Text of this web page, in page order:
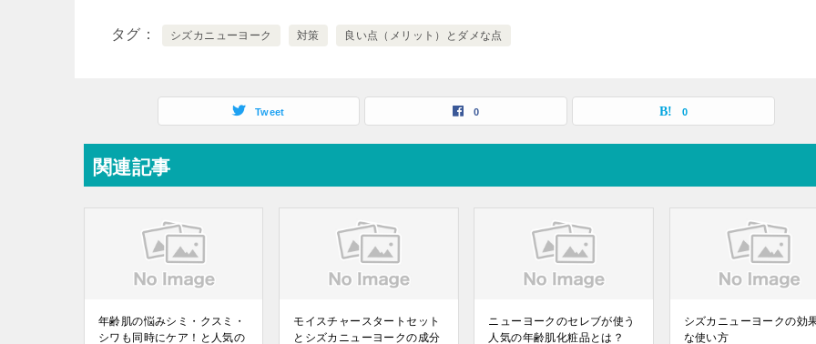
タグ シズカニューヨーク 対策 良い点（メリット）とダメな点
Tweet 0 0
関連記事
年齢肌の悩みシミ・クスミ・
シワも同時にケア！と人気の
モイスチャースタートセット
とシズカニューヨークの成分
ニューヨークのセレブが使う
人気の年齢肌化粧品とは？
シズカニューヨークの効
な使い方